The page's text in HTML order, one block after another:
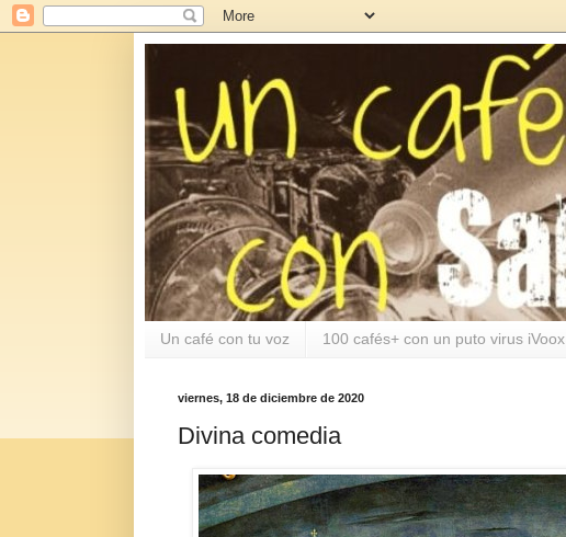
Un café con tu voz 100 cafés+ con un puto virus iVoox
viernes, 18 de diciembre de 2020
Divina comedia